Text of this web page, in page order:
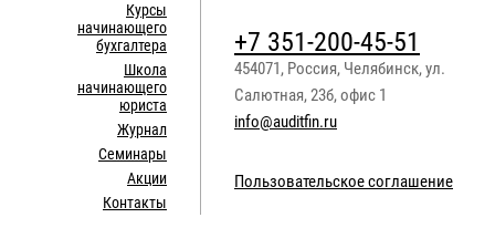
Курсы
начинающего
бухгалтера
Школа
начинающего
юриста
Журнал
Семинары
Акции
Контакты
+7 351-200-45-51
454071, Россия, Челябинск,ул.
Салютная, 23б, офис 1
info@auditfin.ru
Пользовательское соглашение